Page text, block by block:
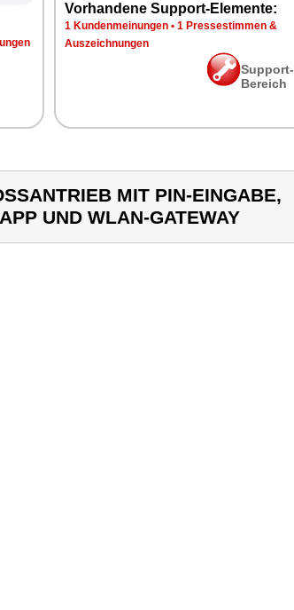
Vorhandene Support-Elemente:
1 Kundenmeinungen • 1 Pressestimmen &
Auszeichnungen
Support-
Bereich
MIT PIN-EINGABE,
UND WLAN-GATEWAY